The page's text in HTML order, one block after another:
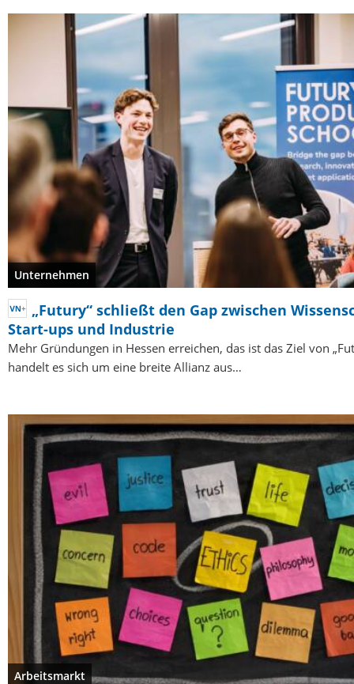
Unternehmen
„Futury“ schließt den Gap zwischen
Start-ups und Industrie
Mehr Gründungen in Hessen erreichen, das ist das Ziel von
handelt es sich um eine breite Allianz aus…
Arbeitsmarkt